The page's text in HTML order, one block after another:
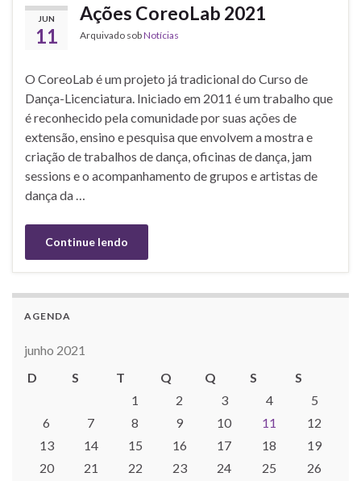
JUN
11
Ações CoreoLab 2021
Arquivado sobNotícias
O CoreoLab é um projeto já tradicional do Curso de
Dança-Licenciatura. Iniciado em 2011 é um trabalho que
é reconhecido pela comunidade por suas ações de
extensão, ensino e pesquisa que envolvem a mostra e
criação de trabalhos de dança, oficinas de dança, jam
sessions e o acompanhamento de grupos e artistas de
dança da …
Continue lendo
AGENDA
junho 2021
D
S T Q Q S
S
1
2 3 4
5
6
7 8 9 10 11
12
13
14 15 16 17 18
19
20
21 22 23 24 25 26